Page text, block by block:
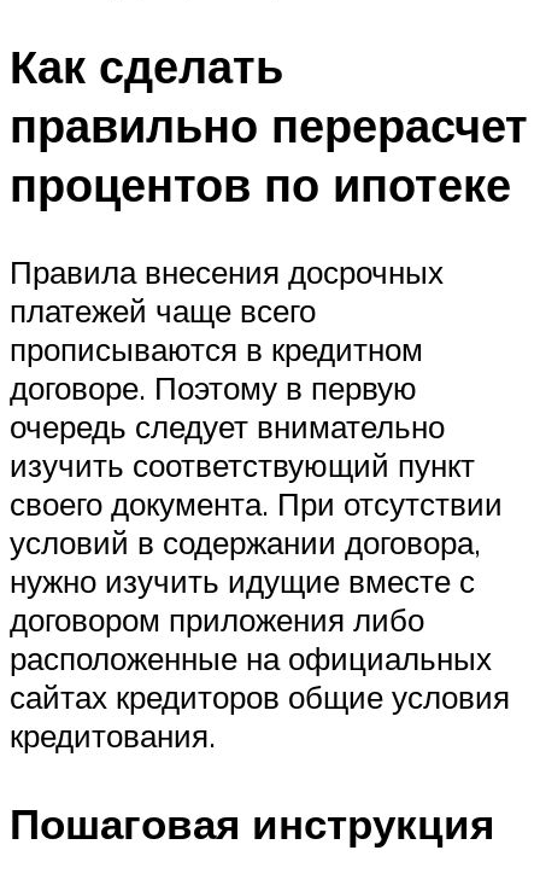
Как сделать
правильно перерасчет
процентов по ипотеке
Правила внесения досрочных
платежей чаще всего
прописываются в кредитном
договоре. Поэтому в первую
очередь следует внимательно
изучить соответствующий пункт
своего документа. При отсутствии
условий в содержании договора,
нужно изучить идущие вместе с
договором приложения либо
расположенные на официальных
сайтах кредиторов общие условия
кредитования.
Пошаговая инструкция